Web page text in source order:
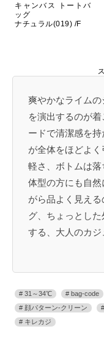
キャンバス トートバ
ッグ
ナチュラル(019) /F
爽やかなライム
を演出するのが
ードで清潔感を
が全体をほどよ
軽さ、ボトムは
体型の方にも自
がら品よく見え
グ、ちょっとし
する、大人のカジ
31～34℃ bag-code
顔パターン-クリーン
キレカジ